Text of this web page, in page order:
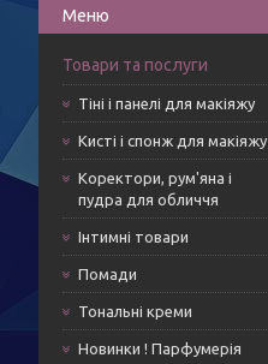
Товари та послуги
Тіні і панелі для макіяжу
Кисті і спонж для макіяжу
Коректори, рум'яна і
пудра для обличчя
Інтимні товари
Помади
Тональні креми
Новинки ! Парфумерія